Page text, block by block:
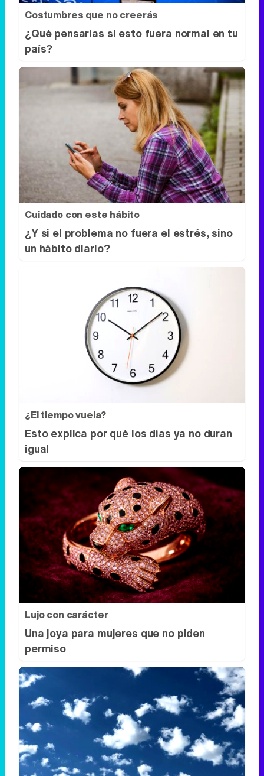
Cuidado con este hábito
¿Y si el problema no fuera el estrés, sino
un hábito diario?
¿El tiempo vuela?
Esto explica por qué los días ya no duran
Lujo con carácter
Una joya para mujeres que no piden
permiso
No es tu imaginación
¿Ves caras en enchufes, coches o nubes?
Tiene explicación